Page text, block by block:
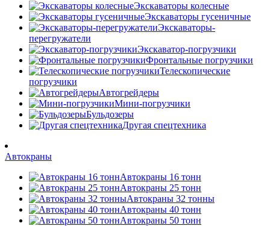
Экскаваторы колесные
Экскаваторы гусеничные
Экскаваторы-
перегружатели
Экскаватор-погрузчики
Фронтальные погрузчики
Телескопические
погрузчики
Автогрейдеры
Мини-погрузчики
Бульдозеры
Другая спецтехника
Автокраны
Автокраны 16 тонн
Автокраны 25 тонн
Автокраны 32 тонны
Автокраны 40 тонн
Автокраны 50 тонн